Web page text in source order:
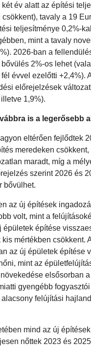
év alatt az építési
tavaly a 19
teljesítménye 0,2%-
mint a tavaly
2026-ban a
2%-os lehet
évvel ezelőtti +2,4%).
előrejelzések
1,9%).
is a legerősebb
eltérően fejlődtek
meredeken csökkent,
maradt, míg a
szerint 2026 és
bővülhet.
az új építések
volt, mint a
épületek építése
mértékben csökkent.
az új épületek építése
mint az
elsősorban a
gyengébb
felújítási
mind az új
nőttek 2023 és